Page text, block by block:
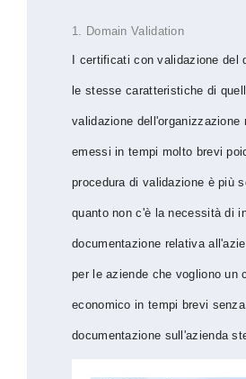
1. Domain Validation
I certificati con validazione del
le stesse caratteristiche di
validazione dell'organizzazione
emessi in tempi molto brevi
procedura di validazione è più
quanto non c'è la necessità di
documentazione relativa
per le aziende che vogliono un
economico in tempi brevi
documentazione sull'azienda